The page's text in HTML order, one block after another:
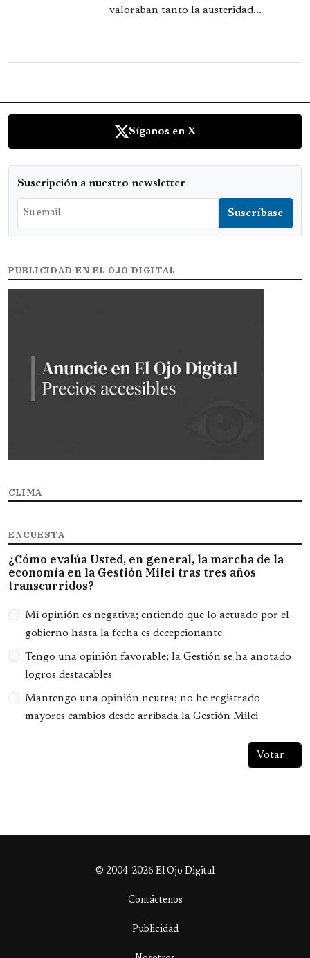
valoraban tanto la austeridad...
Síganos en X
Suscripción a nuestro newsletter
PUBLICIDAD EN EL OJO DIGITAL
CLIMA
ENCUESTA
¿Cómo evalúa Usted, en general, la marcha de la
economía en la Gestión Milei tras tres años
transcurridos?
Opciones
Mi opinión es negativa; entiendo que lo actuado por el
gobierno hasta la fecha es decepcionante
Tengo una opinión favorable; la Gestión se ha anotado
logros destacables
Mantengo una opinión neutra; no he registrado
mayores cambios desde arribada la Gestión Milei
© 2004-2026 El Ojo Digital
Contáctenos
Publicidad